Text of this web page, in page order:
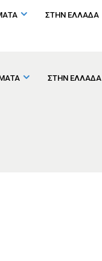
ΣΤΗΝ ΕΛΛΑΔΑ
ΣΤΗΝ ΕΛΛΑΔΑ